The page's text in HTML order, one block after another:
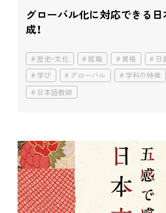
グローバル化に対応できる
成！
歴史・文化 就職 資格
日
学び
グローバル 学科の特徴
日本語教師